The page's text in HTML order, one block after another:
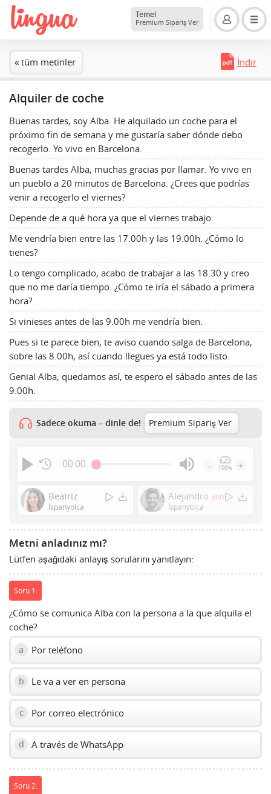
Temel
Premium Sipariş Ver
« tüm metinler İndir
Alquiler de coche
Buenas tardes, soy Alba. He alquilado un coche para el
próximo fin de semana y me gustaría saber dónde debo
recogerlo. Yo vivo en Barcelona.
Buenas tardes Alba, muchas gracias por llamar. Yo vivo en
un pueblo a 20 minutos de Barcelona. ¿Crees que podrías
venir a recogerlo el viernes?
Depende de a qué hora ya que el viernes trabajo.
Me vendría bien entre las 17.00h y las 19.00h. ¿Cómo lo
tienes?
Lo tengo complicado, acabo de trabajar a las 18.30 y creo
que no me daría tiempo. ¿Cómo te iría el sábado a primera
hora?
Si vinieses antes de las 9.00h me vendría bien.
Pues si te parece bien, te aviso cuando salga de Barcelona,
sobre las 8.00h, así cuando llegues ya está todo listo.
Genial Alba, quedamos así, te espero el sábado antes de las
9.00h.
Sadece okuma – dinle de! Premium Sipariş Ver
00:00
Enter
or
volume
- 100% +
Beatriz
İspanyolca
Alejandro yeni
İspanyolca
Metni anladınız mı?
Lütfen aşağıdaki anlayış sorularını yanıtlayın:
Soru 1:
¿Cómo se comunica Alba con la persona a la que alquila el
coche?
a Por teléfono
b Le va a ver en persona
c Por correo electrónico
d A través de WhatsApp
Soru 2: